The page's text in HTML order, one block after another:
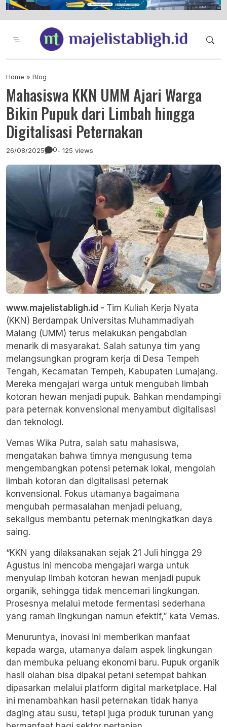
Majelis Tabligh Muhammadiyah
Syiar Dakwah Islam Berkemajuan dan
Home » Blog
Mahasiswa KKN UMM Ajari Warga
Bikin Pupuk dari Limbah hingga
Digitalisasi Peternakan
26/08/2025 0- 125 views
www.majelistabligh.id - Tim Kuliah Kerja Nyata
(KKN) Berdampak Universitas Muhammadiyah
Malang (UMM) terus melakukan pengabdian
menarik di masyarakat. Salah satunya tim yang
melangsungkan program kerja di Desa Tempeh
Tengah, Kecamatan Tempeh, Kabupaten Lumajang.
Mereka mengajari warga untuk mengubah limbah
kotoran hewan menjadi pupuk. Bahkan mendampingi
para peternak konvensional menyambut digitalisasi
dan teknologi.
Vemas Wika Putra, salah satu mahasiswa,
mengatakan bahwa timnya mengusung tema
mengembangkan potensi peternak lokal, mengolah
limbah kotoran dan digitalisasi peternak
konvensional. Fokus utamanya bagaimana
mengubah permasalahan menjadi peluang,
sekaligus membantu peternak meningkatkan daya
saing.
“KKN yang dilaksanakan sejak 21 Juli hingga 29
Agustus ini mencoba mengajari warga untuk
menyulap limbah kotoran hewan menjadi pupuk
organik, sehingga tidak mencemari lingkungan.
Prosesnya melalui metode fermentasi sederhana
yang ramah lingkungan namun efektif,” kata Vemas.
Menuruntya, inovasi ini memberikan manfaat
kepada warga, utamanya dalam aspek lingkungan
dan membuka peluang ekonomi baru. Pupuk organik
hasil olahan bisa dipakai petani setempat bahkan
dipasarkan melalui platform digital marketplace. Hal
ini menambahkan hasil peternakan tidak hanya
daging atau susu, tetapi juga produk turunan yang